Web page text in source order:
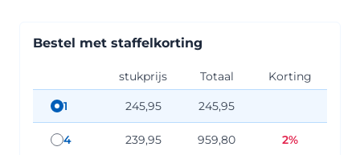
Bestel met staffelkorting
stukprijs Totaal Korting
staffel hoeveelheid: 1
1 245,95 245,95
staffel hoeveelheid: 4
4 239,95 959,80 2%